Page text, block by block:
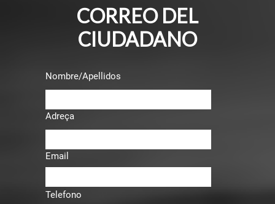
CORREO DEL
CIUDADANO
Nombre/Apellidos
Adreça
Email
Telefono